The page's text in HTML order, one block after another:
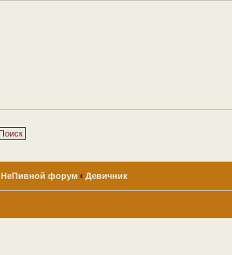
НеПивной форум ‹ Девичник